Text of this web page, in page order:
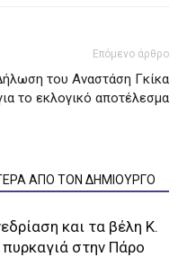
Επόμενο άρθρο
του Αναστάση Γκίκα
το εκλογικό αποτέλεσμα
ΑΠΟ ΤΟΝ ΔΗΜΙΟΥΡΓΟ
και τα βέλη Κ.
στην Πάρο